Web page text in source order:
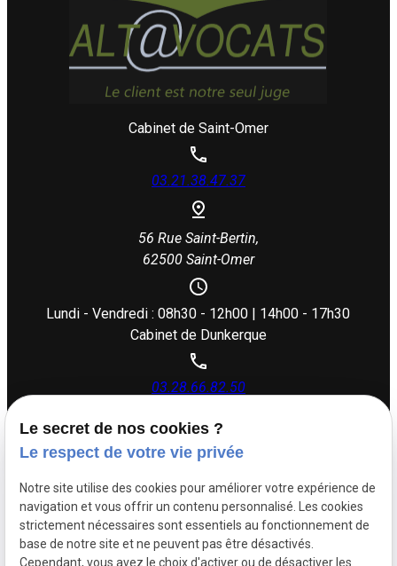
Cabinet de Saint-Omer
03.21.38.47.37
56 Rue Saint-Bertin,
62500 Saint-Omer
Lundi - Vendredi : 08h30 - 12h00 | 14h00 - 17h30
Cabinet de Dunkerque
03.28.66.82.50
26 rue Dupouy,
59140 Dunkerque
Lundi - Vendredi : 08h30 - 12h00 | 14h00 - 17h30
Le secret de nos cookies ?
Le respect de votre vie privée
Notre site utilise des cookies pour améliorer votre expérience de
navigation et vous offrir un contenu personnalisé. Les cookies
strictement nécessaires sont essentiels au fonctionnement de
base de notre site et ne peuvent pas être désactivés.
Cependant, vous avez le choix d'activer ou de désactiver les